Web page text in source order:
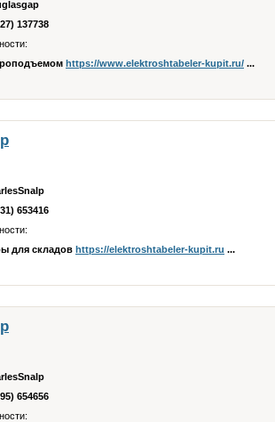
137738
https://www.elektroshtabeler-kupit.ru/ ...
653416
для складов https://elektroshtabeler-kupit.ru ...
654656